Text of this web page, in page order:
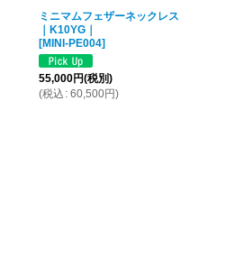
ミニマムフェザーネックレス
｜K10YG｜
[MINI-PE004]
55,000円(税別)
(税込 : 60,500円)